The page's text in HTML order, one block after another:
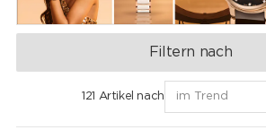
Filtern nach
121 Artikel nach